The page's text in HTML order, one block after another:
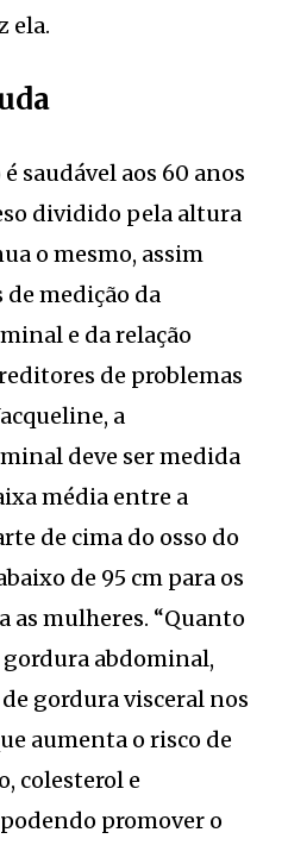
ela.
saudável aos 60 anos
dividido pela altura
o mesmo, assim
de medição da
e da relação
de problemas
a
deve ser medida
média entre a
de cima do osso do
de 95 cm para os
as mulheres. “Quanto
abdominal,
gordura visceral nos
aumenta o risco de
colesterol e
promover o